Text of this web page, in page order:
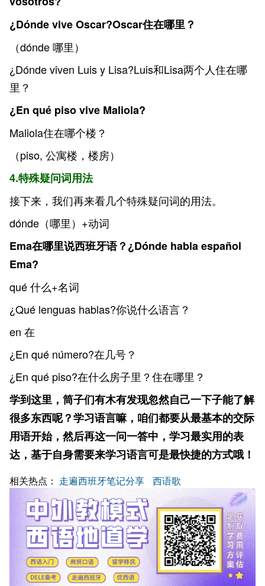
¿Dónde vive Oscar?Oscar住在哪里？
（dónde 哪里）
¿Dónde viven Luis y Lisa?Luis和Lisa两个人住在哪
里？
¿En qué piso vive Maliola?
Maliola住在哪个楼？
（piso, 公寓楼，楼房）
4.特殊疑问词用法
接下来，我们再来看几个特殊疑问词的用法。
dónde（哪里）+动词
Ema在哪里说西班牙语？¿Dónde habla español
Ema?
qué 什么+名词
¿Qué lenguas hablas?你说什么语言？
en 在
¿En qué número?在几号？
¿En qué piso?在什么房子里？住在哪里？
学到这里，筒子们有木有发现忽然自己一下子能了解
很多东西呢？学习语言嘛，咱们都要从最基本的交际
用语开始，然后再这一问一答中，学习最实用的表
达，基于自身需要来学习语言可是最快捷的方式哦！
相关热点： 走遍西班牙笔记分享 西语歌